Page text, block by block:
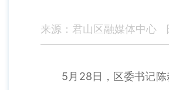
来源：君山区融媒体中心
5月28日，区委书记陈淼